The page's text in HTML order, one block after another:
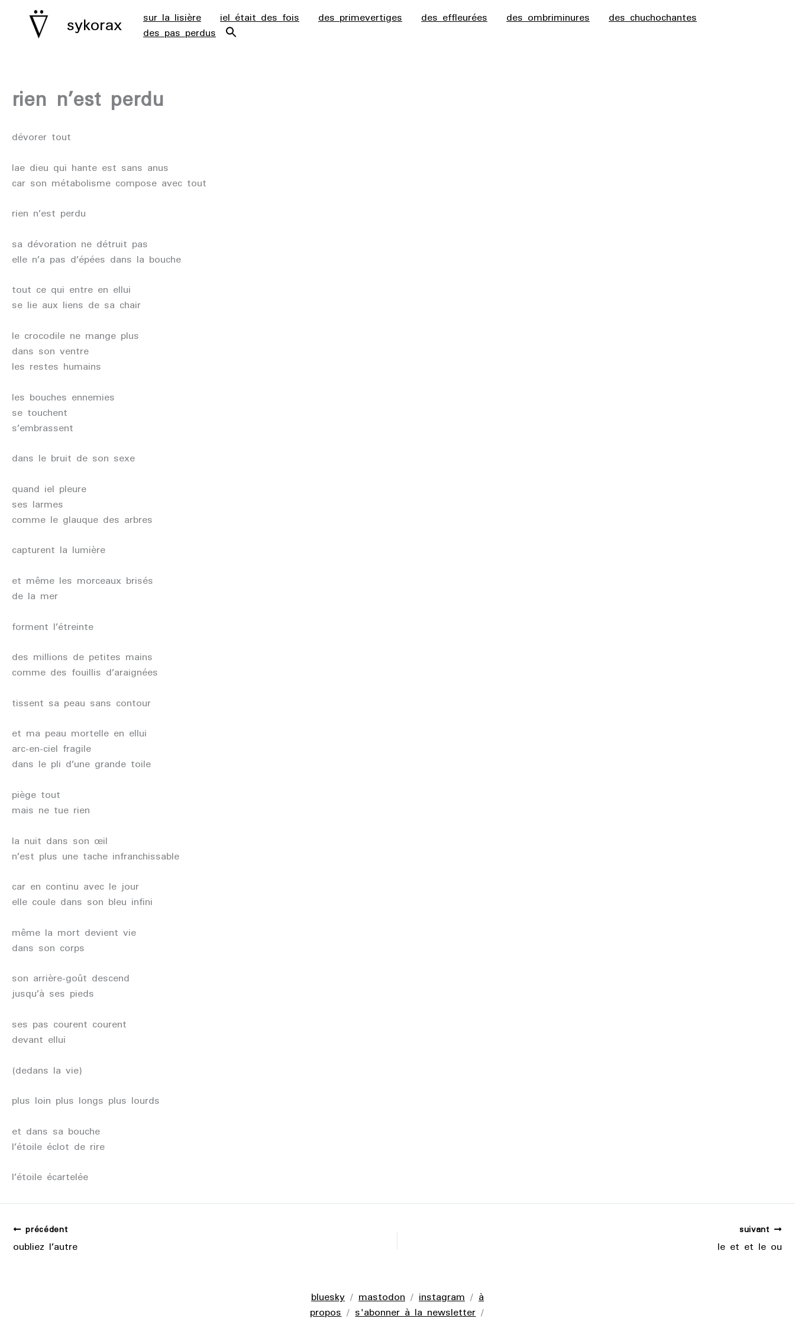
sykorax sur la lisière iel était des fois des primevertiges des effleurées des ombriminures des chuchochantes
des pas perdus
rien n’est perdu
dévorer tout
lae dieu qui hante est sans anus
car son métabolisme compose avec tout
rien n’est perdu
sa dévoration ne détruit pas
elle n’a pas d’épées dans la bouche
tout ce qui entre en ellui
se lie aux liens de sa chair
le crocodile ne mange plus
dans son ventre
les restes humains
les bouches ennemies
se touchent
s’embrassent
dans le bruit de son sexe
quand iel pleure
ses larmes
comme le glauque des arbres
capturent la lumière
et même les morceaux brisés
de la mer
forment l’étreinte
des millions de petites mains
comme des fouillis d’araignées
tissent sa peau sans contour
et ma peau mortelle en ellui
arc-en-ciel fragile
dans le pli d’une grande toile
piège tout
mais ne tue rien
la nuit dans son œil
n’est plus une tache infranchissable
car en continu avec le jour
elle coule dans son bleu infini
même la mort devient vie
dans son corps
son arrière-goût descend
jusqu’à ses pieds
ses pas courent courent
devant ellui
(dedans la vie)
plus loin plus longs plus lourds
et dans sa bouche
l’étoile éclot de rire
l’étoile écartelée
précédent
oubliez l’autre
suivant
le et et le ou
bluesky/ mastodon/ instagram/ à
propos/s'abonner à la newsletter/